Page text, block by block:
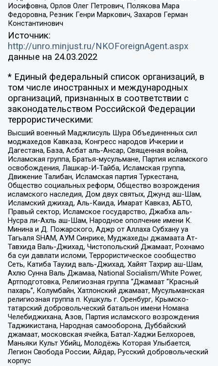
Иосифовна, Орлов Олег Петрович, Полякова Мара
Федоровна, Резник Генри Маркович, Захаров Герман
Константинович
Источник:
http://unro.minjust.ru/NKOForeignAgent.aspx
данные на 24.03.2022
* Единый федеральный список организаций, в
том числе иностранных и международных
организаций, признанных в соответствии с
законодательством Российской Федерации
террористическими:
Высший военный Маджлисуль Шура Объединенных сил
моджахедов Кавказа, Конгресс народов Ичкерии и
Дагестана, База, Асбат аль-Ансар, Священная война,
Исламская группа, Братья-мусульмане, Партия исламского
освобождения, Лашкар-И-Тайба, Исламская группа,
Движение Талибан, Исламская партия Туркестана,
Общество социальных реформ, Общество возрождения
исламского наследия, Дом двух святых, Джунд аш-Шам,
Исламский джихад, Аль-Каида, Имарат Кавказ, АБТО,
Правый сектор, Исламское государство, Джабха аль-
Нусра ли-Ахль аш-Шам, Народное ополчение имени К.
Минина и Д. Пожарского, Аджр от Аллаха Субхану уа
Тагьаля SHAM, АУМ Синрике, Муджахеды джамаата Ат-
Тавхида Валь-Джихад, Чистопольский Джамаат, Рохнамо
ба суи давлати исломи, Террористическое сообщество
Сеть, Катиба Таухид валь-Джихад, Хайят Тахрир аш-Шам,
Ахлю Сунна Валь Джамаа, National Socialism/White Power,
Артподготовка, Религиозная группа “Джамаат “Красный
пахарь”, Колумбайн, Хатлонский джамаат, Мусульманская
религиозная группа п. Кушкуль г. Оренбург, Крымско-
татарский добровольческий батальон имени Номана
Челебиджихана, Азов, Партия исламского возрождения
Таджикистана, Народная самооборона, Дуббайский
джамаат, московская ячейка, Батал-Хаджи Белхороев,
Маньяки Культ Убийц, Молодёжь Которая Улыбается,
Легион Свобода России, Айдар, Русский добровольческий
корпус